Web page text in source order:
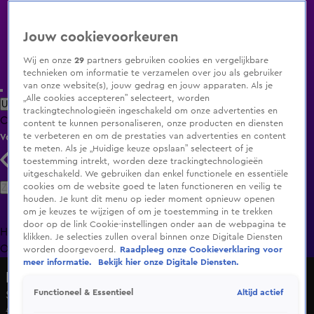
Uitzending Gemist Populaire programma's Zenders Genres
ClipsFilmsRadioSmart TV inlogShop
Volg KIJK
Zoeken
HomeUitzending Gemist Programma's De Bondgenoten
OranjezomerLivestreamsShop
Seizoen 1, aflevering 4
4 jan 2023, 21:29
Jouw cookievoorkeuren
Wij en onze29 partners gebruiken cookies en vergelijkbare
technieken om informatie te verzamelen over jou als gebruiker
van onze website(s), jouw gedrag en jouw apparaten. Als je
„Alle cookies accepteren” selecteert, worden
trackingtechnologieën ingeschakeld om onze advertenties en
content te kunnen personaliseren, onze producten en diensten
te verbeteren en om de prestaties van advertenties en content
te meten. Als je „Huidige keuze opslaan” selecteert of je
toestemming intrekt, worden deze trackingtechnologieën
uitgeschakeld. We gebruiken dan enkel functionele en essentiële
cookies om de website goed te laten functioneren en veilig te
houden. Je kunt dit menu op ieder moment opnieuw openen
om je keuzes te wijzigen of om je toestemming in te trekken
door op de link Cookie-instellingen onder aan de webpagina te
klikken. Je selecties zullen overal binnen onze Digitale Diensten
worden doorgevoerd.
Raadpleeg onze Cookieverklaring voor
meer informatie.
Bekijk hier onze Digitale Diensten.
Functioneel & Essentieel Altijd actief